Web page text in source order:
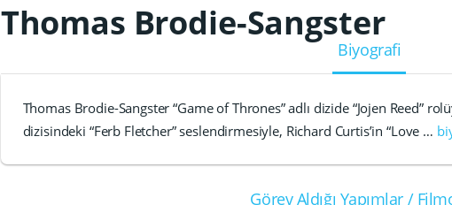
Thomas Brodie-Sangster
Biyografi
Thomas Brodie-Sangster “Game of Thrones” adlı dizide “Jojen Reed”
dizisindeki “Ferb Fletcher” seslendirmesiyle, Richard Curtis’in “Love …
Görev Aldığı Yapımlar /